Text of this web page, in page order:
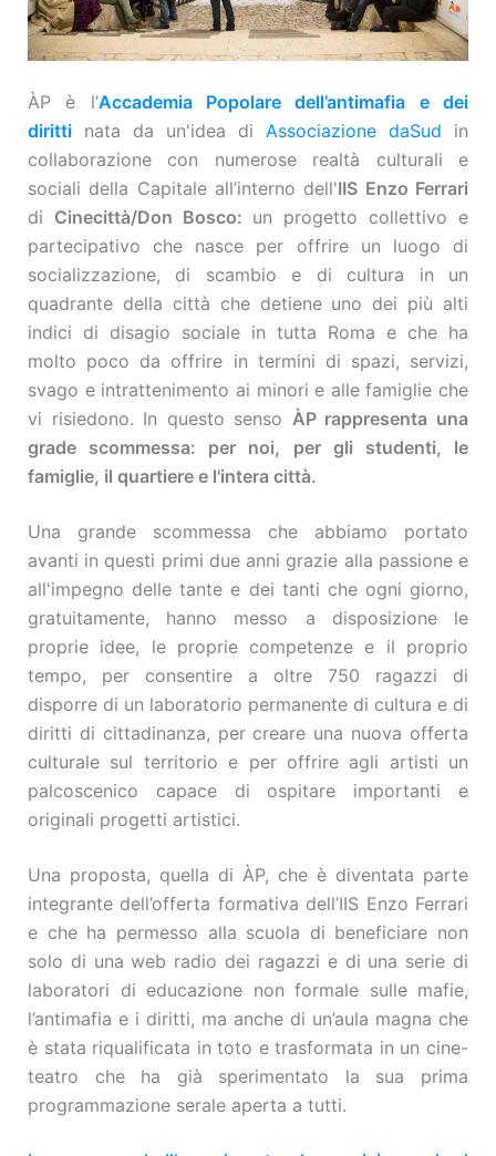
ÀP è l’Accademia Popolare dell’antimafia e dei
diritti nata da un'idea di Associazione daSud in
collaborazione con numerose realtà culturali e
sociali della Capitale all’interno dell'IIS Enzo Ferrari
di Cinecittà/Don Bosco: un progetto collettivo e
partecipativo che nasce per offrire un luogo di
socializzazione, di scambio e di cultura in un
quadrante della città che detiene uno dei più alti
indici di disagio sociale in tutta Roma e che ha
molto poco da offrire in termini di spazi, servizi,
svago e intrattenimento ai minori e alle famiglie che
vi risiedono. In questo senso ÀP rappresenta una
grade scommessa: per noi, per gli studenti, le
famiglie, il quartiere e l'intera città.
Una grande scommessa che abbiamo portato
avanti in questi primi due anni grazie alla passione e
all'impegno delle tante e dei tanti che ogni giorno,
gratuitamente, hanno messo a disposizione le
proprie idee, le proprie competenze e il proprio
tempo, per consentire a oltre 750 ragazzi di
disporre di un laboratorio permanente di cultura e di
diritti di cittadinanza, per creare una nuova offerta
culturale sul territorio e per offrire agli artisti un
palcoscenico capace di ospitare importanti e
originali progetti artistici.
Una proposta, quella di ÀP, che è diventata parte
integrante dell’offerta formativa dell’IIS Enzo Ferrari
e che ha permesso alla scuola di beneficiare non
solo di una web radio dei ragazzi e di una serie di
laboratori di educazione non formale sulle mafie,
l’antimafia e i diritti, ma anche di un’aula magna che
è stata riqualificata in toto e trasformata in un cine-
teatro che ha già sperimentato la sua prima
programmazione serale aperta a tutti.